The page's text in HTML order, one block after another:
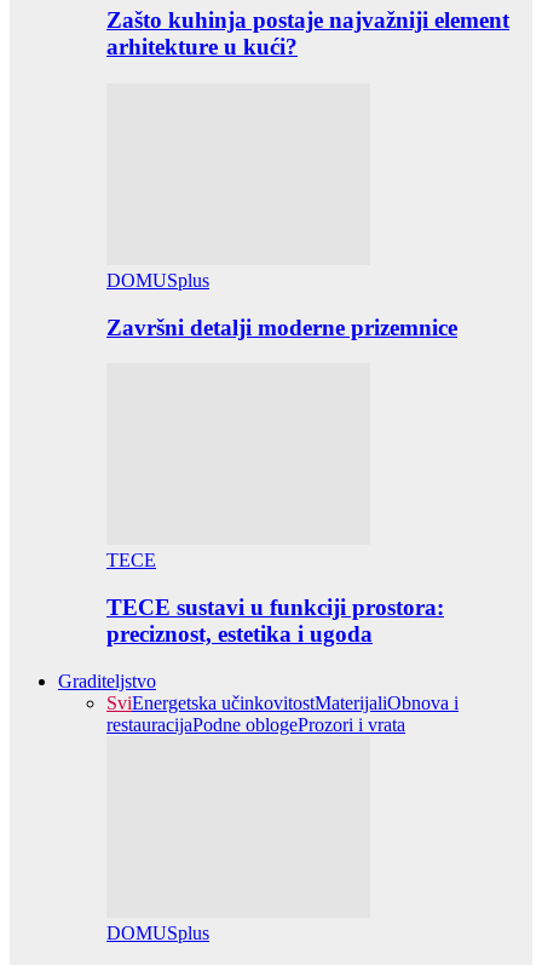
Zašto kuhinja postaje najvažniji element
arhitekture u kući?
DOMUSplus
Završni detalji moderne prizemnice
TECE
TECE sustavi u funkciji prostora:
preciznost, estetika i ugoda
Graditeljstvo
SviEnergetska učinkovitostMaterijaliObnova i
restauracijaPodne oblogeProzori i vrata
DOMUSplus